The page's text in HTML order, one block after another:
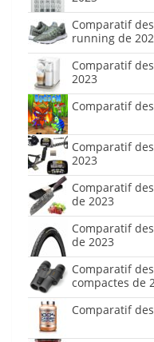
Comparatif
running de
Comparatif
2023
Comparatif
Comparatif
2023
Comparatif
de 2023
Comparatif
de 2023
Comparatif
compactes de
Comparatif